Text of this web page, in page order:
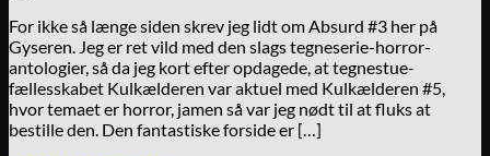
For ikke så længe siden skrev jeg lidt om Absurd #3 her på
Gyseren. Jeg er ret vild med den slags tegneserie-horror-
antologier, så da jeg kort efter opdagede, at tegnestue-
fællesskabet Kulkælderen var aktuel med Kulkælderen #5,
hvor temaet er horror, jamen så var jeg nødt til at fluks at
bestille den. Den fantastiske forside er […]